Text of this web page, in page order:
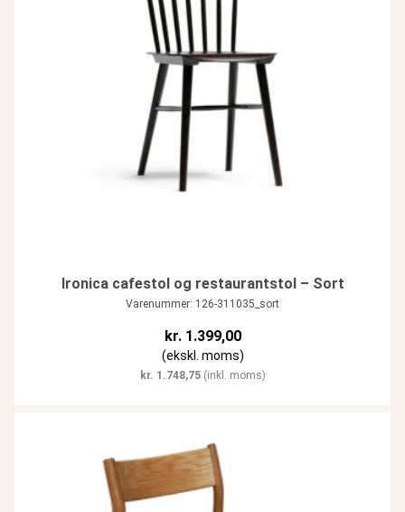
Ironica cafestol og restaurantstol – Sort
Varenummer: 126-311035_sort
kr.1.399,00
(ekskl. moms)
kr. 1.748,75(inkl. moms)